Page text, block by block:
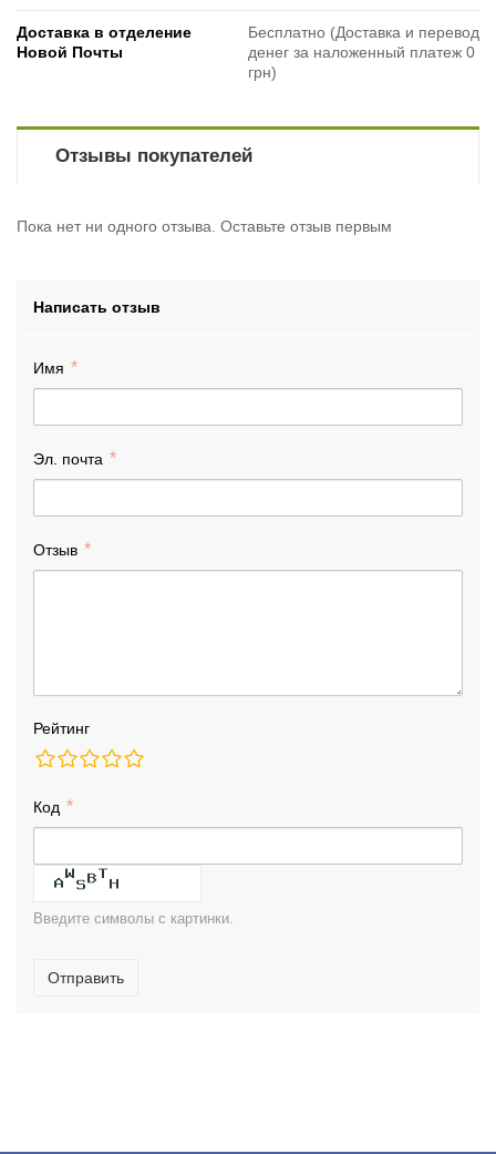
Доставка в отделение
Новой Почты
Бесплатно (Доставка и перевод
денег за наложенный платеж 0
грн)
Отзывы покупателей
Пока нет ни одного отзыва. Оставьте отзыв первым
Написать отзыв
Имя
Эл. почта
Отзыв
Рейтинг
Код
Введите символы с картинки.
Отправить